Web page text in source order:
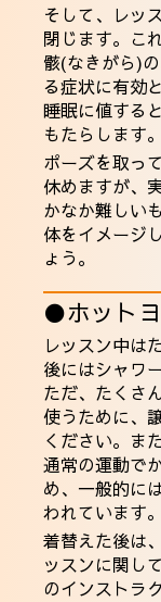
そして、レッ
閉じます。こ
骸(なきがら)
る症状に有効
睡眠に値する
もたらします。
ポーズを取っ
休めますが、
かなか難しい
体をイメージ
ょう。
●ホット
レッスン中は
後にはシャワ
ただ、たくさ
使うために、
ください。ま
通常の運動で
め、一般的に
われています。
着替えた後は
ッスンに関し
のインストラ